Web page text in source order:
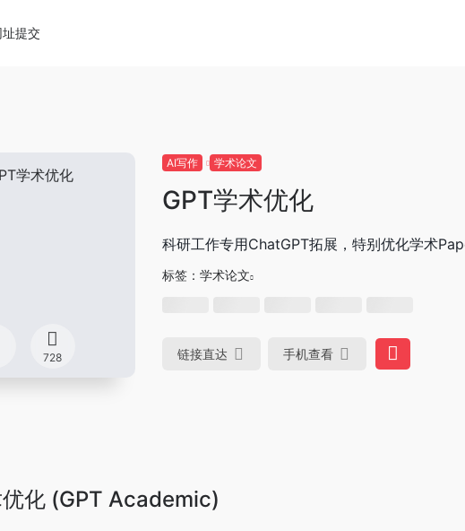
址提交
728
AI写作 学术论文
GPT学术优化
科研工作专用ChatGPT拓展，特别优化学术
标签： 学术论文
链接直达 手机查看
化 (GPT Academic)